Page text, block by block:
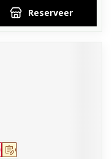
Reserveer
Op voorschrift
Geneesmiddel